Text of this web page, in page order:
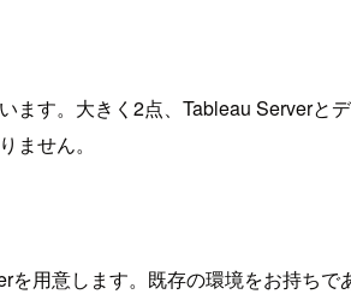
す。大きく2点、Tableau Serverと
せん。
用意します。既存の環境をお持ち